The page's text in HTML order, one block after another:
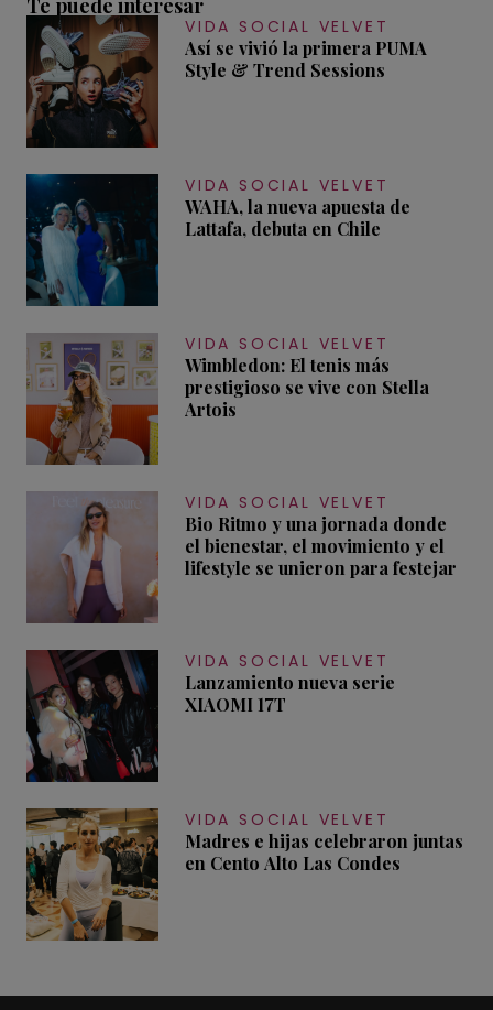
VIDA SOCIAL VELVET
Así se vivió la primera PUMA
Style & Trend Sessions
VIDA SOCIAL VELVET
WAHA, la nueva apuesta de
Lattafa, debuta en Chile
VIDA SOCIAL VELVET
Wimbledon: El tenis más
prestigioso se vive con Stella
Artois
VIDA SOCIAL VELVET
Bio Ritmo y una jornada donde
el bienestar, el movimiento y el
lifestyle se unieron para festejar
VIDA SOCIAL VELVET
Lanzamiento nueva serie
XIAOMI 17T
VIDA SOCIAL VELVET
Madres e hijas celebraron juntas
en Cento Alto Las Condes